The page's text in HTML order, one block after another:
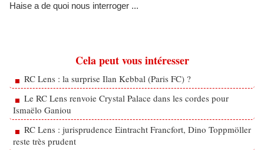
Haise a de quoi nous interroger ...
Cela peut vous intéresser
RC Lens : la surprise Ilan Kebbal (Paris FC) ?
Le RC Lens renvoie Crystal Palace dans les cordes pour
Ismaëlo Ganiou
RC Lens : jurisprudence Eintracht Francfort, Dino Toppmöller
reste très prudent